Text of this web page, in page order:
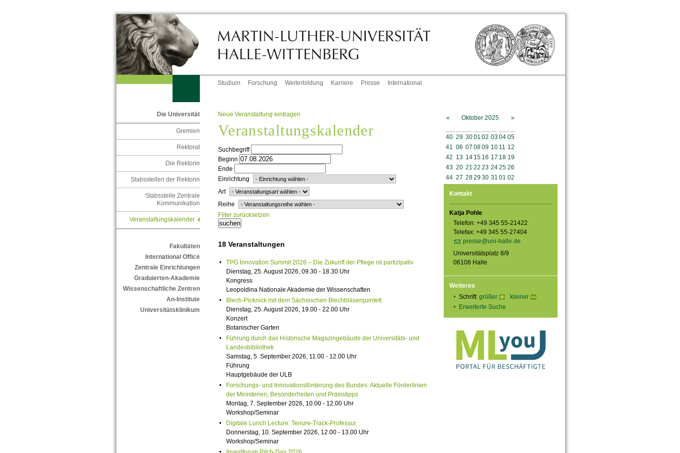
Studium Forschung Weiterbildung Karriere Presse International
Die Universität
Gremien
Rektorat
Die Rektorin
Stabsstellen der Rektorin
Stabsstelle Zentrale
Kommunikation
Veranstaltungskalender
Fakultäten
International Office
Zentrale Einrichtungen
Graduierten-Akademie
Wissenschaftliche Zentren
An-Institute
Universitätsklinikum
« Oktober 2025
»
40 29 3001 02 0304 05
41 06 07 0809 10 11 12
42 13 14 15 16 17 18 19
43 20 21 22 23 2425 26
44 27 282930 31 01 02
Kontakt
Katja Pohle
Telefon: +49 345 55-21422
Telefax: +49 345 55-27404
presse@uni-halle.de
Universitätsplatz 8/9
06108 Halle
Weiteres
Schrift: größer
kleiner
Erweiterte Suche
Neue Veranstaltung eintragen
Veranstaltungskalender
Suchbegriff
Beginn
Ende
Einrichtung
Art
Reihe
Filter zurücksetzen
18 Veranstaltungen
TPG Innovation Summit 2026 – Die Zukunft der Pflege ist partizipativ
Dienstag, 25. August 2026, 09.30 - 18.30 Uhr
Kongress
Leopoldina Nationale Akademie der Wissenschaften
Blech-Picknick mit dem Sächsischen Blechbläserquintett
Dienstag, 25. August 2026, 19.00 - 22.00 Uhr
Konzert
Botanischer Garten
Führung durch das Historische Magazingebäude der Universitäts- und
Landesbibliothek
Samstag, 5. September 2026, 11.00 - 12.00 Uhr
Führung
Hauptgebäude der ULB
Forschungs- und Innovationsförderung des Bundes: Aktuelle Förderlinien
der Ministerien, Besonderheiten und Praxistipps
Montag, 7. September 2026, 10.00 - 12.00 Uhr
Workshop/Seminar
Digitale Lunch Lecture: Tenure-Track-Professur
Donnerstag, 10. September 2026, 12.00 - 13.00 Uhr
Workshop/Seminar